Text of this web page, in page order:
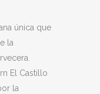
única que
la
El Castillo
la